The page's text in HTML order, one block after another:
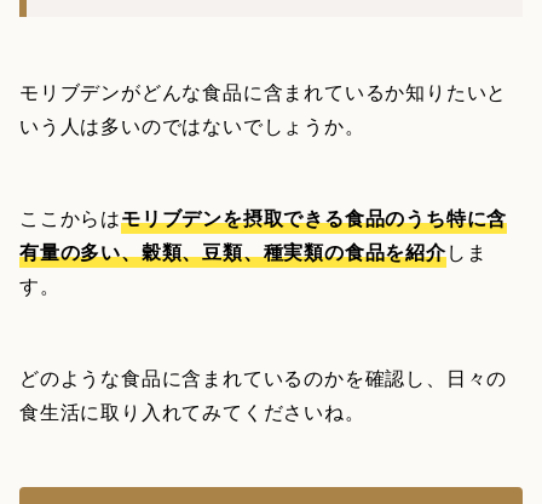
モリブデンがどんな食品に含まれているか知りたいと
いう人は多いのではないでしょうか。
ここからはモリブデンを摂取できる食品のうち特に含
有量の多い、穀類、豆類、種実類の食品を紹介しま
す。
どのような食品に含まれているのかを確認し、日々の
食生活に取り入れてみてくださいね。